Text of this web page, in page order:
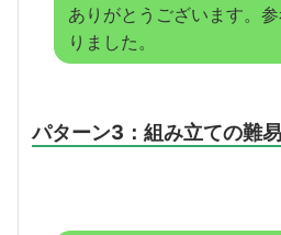
ありがとうございます。
りました。
パターン3：組み立ての難